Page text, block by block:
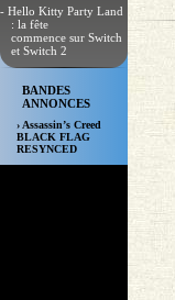
- Hello Kitty Party Land
: la fête
commence sur Switch
et Switch 2
BANDES
ANNONCES
› Assassin’s Creed
BLACK FLAG
RESYNCED